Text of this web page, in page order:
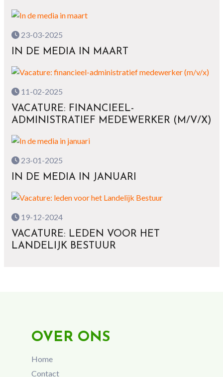
23-03-2025
IN DE MEDIA IN MAART
11-02-2025
VACATURE: FINANCIEEL-
ADMINISTRATIEF MEDEWERKER (M/V/X)
23-01-2025
IN DE MEDIA IN JANUARI
19-12-2024
VACATURE: LEDEN VOOR HET
LANDELIJK BESTUUR
OVER ONS
Home
Contact